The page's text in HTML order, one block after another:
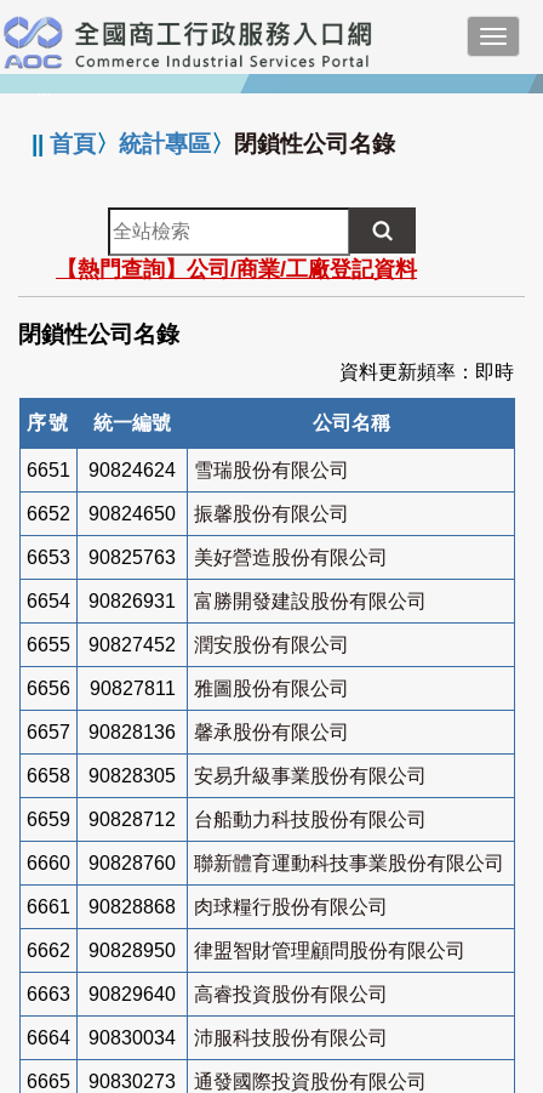
跳
到
主
要
:::
||首頁〉統計專區〉 閉鎖性公司名錄
全
站
檢
索
【熱門查詢】公司/商業/工廠登記資料
閉鎖性公司名錄
資料更新頻率：即時
序號 統一編號 公司名稱
6651 90824624 雪瑞股份有限公司
6652 90824650 振馨股份有限公司
6653 90825763 美好營造股份有限公司
6654 90826931 富勝開發建設股份有限公司
6655 90827452 潤安股份有限公司
6656 90827811 雅圖股份有限公司
6657 90828136 馨承股份有限公司
6658 90828305 安易升級事業股份有限公司
6659 90828712 台船動力科技股份有限公司
6660 90828760 聯新體育運動科技事業股份有限公司
6661 90828868 肉球糧行股份有限公司
6662 90828950 律盟智財管理顧問股份有限公司
6663 90829640 高睿投資股份有限公司
6664 90830034 沛服科技股份有限公司
6665 90830273 通發國際投資股份有限公司